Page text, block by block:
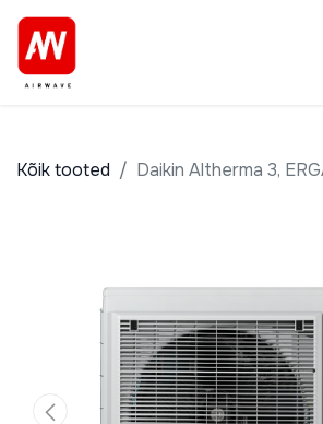
Kõik tooted Daikin Altherma 3,